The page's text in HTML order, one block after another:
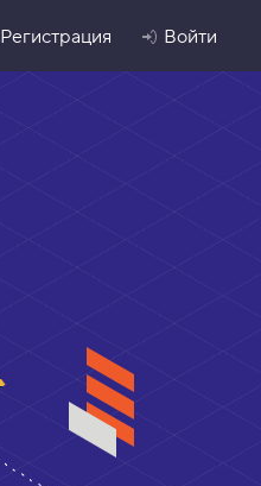
Регистрация Войти